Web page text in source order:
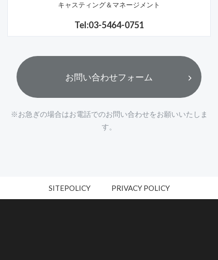
キャスティング＆マネージメント
Tel:03-5464-0751
お問い合わせフォーム
※お急ぎの場合はお電話でのお問い合わせをお願いいたしま
す。
SITEPOLICY PRIVACY POLICY